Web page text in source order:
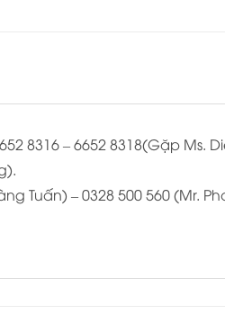
8316 – 6652 8318(Gặp Ms.
Tuấn) – 0328 500 560 (Mr.